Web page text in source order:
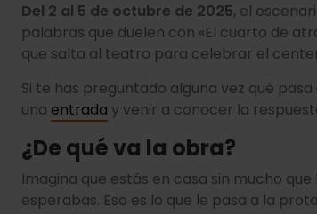
Del 2 al 5 de octubre de 2025, el
palabras que duelen con «El cuarto de
que salta al teatro para celebrar el
Si te has preguntado alguna vez qué
una entrada y venir a conocer la
¿De qué va la obra?
Imagina que estás en casa sin mucho
esperabas. Eso es lo que le pasa a la